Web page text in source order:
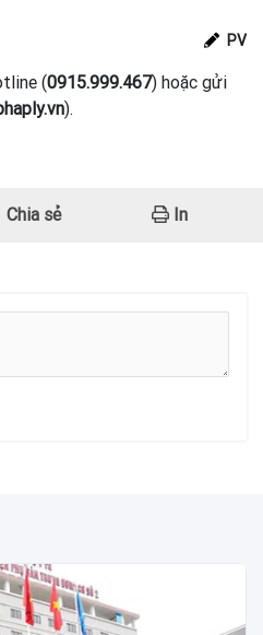
PV
(0915.999.467) hoặc gửi
).
Chia sẻ In